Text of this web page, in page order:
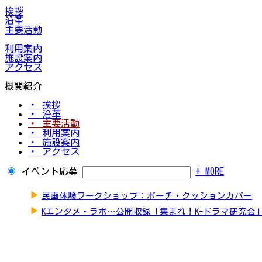
挨拶
沿革
主要活動
利用案内
施設案内
アクセス
機関紹介
・ 挨拶
・ 沿革
・ 主要活動
・ 利用案内
・ 施設案内
・ アクセス
イベント応募 + MORE
▶ 民画体験ワークショップ：ポーチ・クッションカバー
▶ Kエンタメ・ラボ～公開収録「集まれ！K-ドラマ研究会